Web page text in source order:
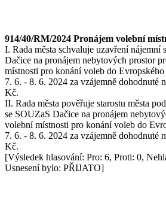
914/40/RM/2024 Pronájem volební
I. Rada města schvaluje uzavření nájemní
Dačice na pronájem nebytových prostor
místnosti pro konání voleb do Evropského
7. 6. - 8. 6. 2024 za vzájemně dohodnuté
Kč.
II. Rada města pověřuje starostu města
se SOUZaS Dačice na pronájem
volební místnosti pro konání voleb do
7. 6. - 8. 6. 2024 za vzájemně dohodnuté
Kč.
[Výsledek hlasování: Pro: 6, Proti: 0,
Usnesení bylo: PŘIJATO]